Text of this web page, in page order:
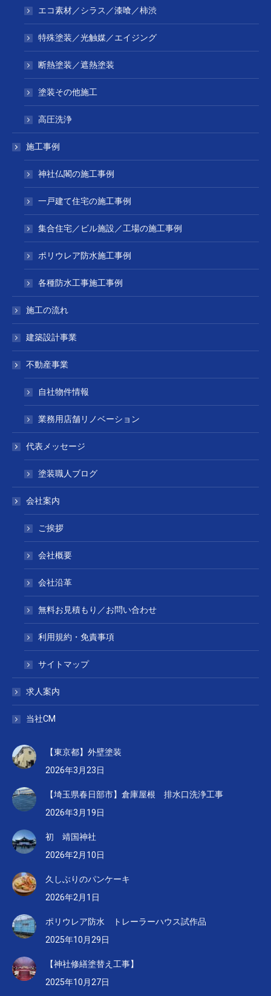
エコ素材／シラス／漆喰／柿渋
特殊塗装／光触媒／エイジング
断熱塗装／遮熱塗装
塗装その他施工
高圧洗浄
施工事例
神社仏閣の施工事例
一戸建て住宅の施工事例
集合住宅／ビル施設／工場の施工事例
ポリウレア防水施工事例
各種防水工事施工事例
施工の流れ
建築設計事業
不動産事業
自社物件情報
業務用店舗リノベーション
代表メッセージ
塗装職人ブログ
会社案内
ご挨拶
会社概要
会社沿革
無料お見積もり／お問い合わせ
利用規約・免責事項
サイトマップ
求人案内
当社CM
【東京都】外壁塗装
2026年3月23日
【埼玉県春日部市】倉庫屋根 排水口洗浄工事
2026年3月19日
初 靖国神社
2026年2月10日
久しぶりのパンケーキ
2026年2月1日
ポリウレア防水 トレーラーハウス試作品
2025年10月29日
【神社修繕塗替え工事】
2025年10月27日